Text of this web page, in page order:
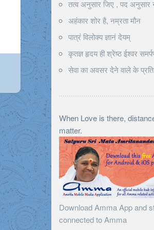
तत्व अनुसार जिए , पद अनुसार
अहंकार शोर है, नम्रता मौन
पात्रं विलोक्य ज्ञानं देयम्
कृतज्ञ हृदय ही श्रेष्ठ ईश्वर
सेवा का अवसर देने वाले के
When Love is there,
matter.
Download Amma App and
connected to Amma